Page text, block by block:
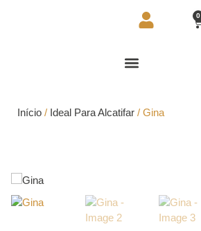
0
Início / Ideal Para Alcatifar / Gina